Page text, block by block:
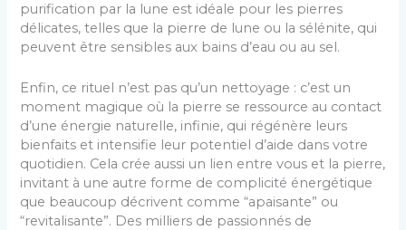
purification par la lune est idéale pour les pierres
délicates, telles que la pierre de lune ou la sélénite, qui
peuvent être sensibles aux bains d’eau ou au sel.
Enfin, ce rituel n’est pas qu’un nettoyage : c’est un
moment magique où la pierre se ressource au contact
d’une énergie naturelle, infinie, qui régénère leurs
bienfaits et intensifie leur potentiel d’aide dans votre
quotidien. Cela crée aussi un lien entre vous et la pierre,
invitant à une autre forme de complicité énergétique
que beaucoup décrivent comme “apaisante” ou
“revitalisante”. Des milliers de passionnés de